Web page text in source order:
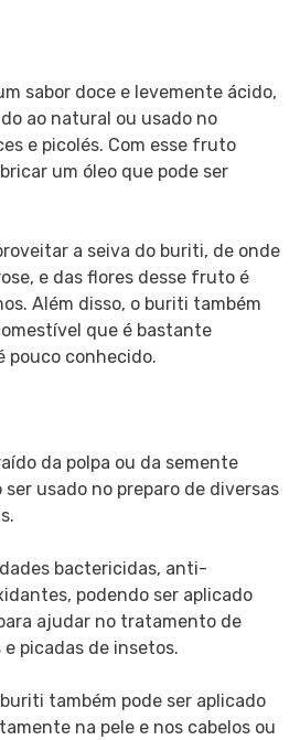
sabor doce e levemente ácido,
ao natural ou usado no
e picolés. Com esse fruto
um óleo que pode ser
a seiva do buriti, de onde
e das flores desse fruto é
Além disso, o buriti também
que é bastante
pouco conhecido.
da polpa ou da semente
usado no preparo de diversas
bactericidas, anti-
podendo ser aplicado
ajudar no tratamento de
picadas de insetos.
também pode ser aplicado
na pele e nos cabelos ou